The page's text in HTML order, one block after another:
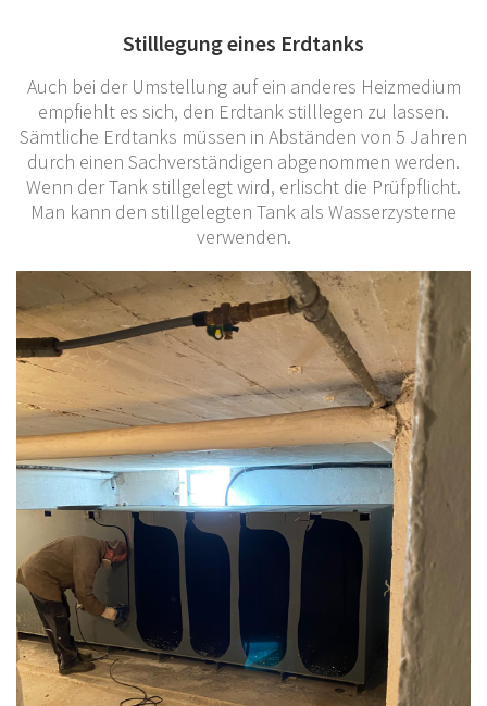
Stilllegung eines Erdtanks
Auch bei der Umstellung auf ein anderes Heizmedium
empfiehlt es sich, den Erdtank stilllegen zu lassen.
Sämtliche Erdtanks müssen in Abständen von 5 Jahren
durch einen Sachverständigen abgenommen werden.
Wenn der Tank stillgelegt wird, erlischt die Prüfpflicht.
Man kann den stillgelegten Tank als Wasserzysterne
verwenden.